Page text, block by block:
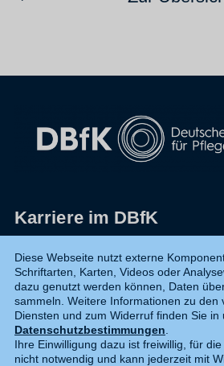
Karriere im DBfK
Datenschutz
Shop
Widerruf
Diese Webseite nutzt externe
Schriftarten, Karten, Videos oder
dazu genutzt werden können, Daten
sammeln. Weitere Informationen zu den
Diensten und zum Widerruf finden Sie in
Datenschutzbestimmungen.
Ihre Einwilligung dazu ist freiwillig, für
nicht notwendig und kann jederzeit mit